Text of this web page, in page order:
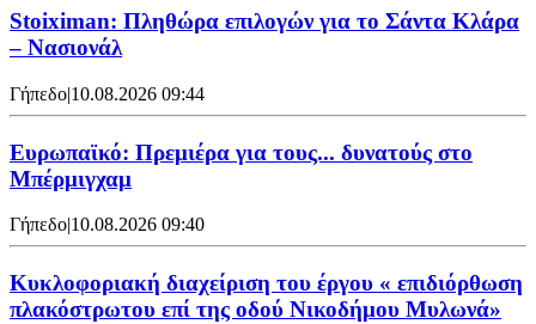
Stoiximan: Πληθώρα επιλογών για το Σάντα Κλάρα
– Νασιονάλ
Γήπεδο|10.08.2026 09:44
Ευρωπαϊκό: Πρεμιέρα για τους... δυνατούς στο
Μπέρμιγχαμ
Γήπεδο|10.08.2026 09:40
Κυκλοφοριακή διαχείριση του έργου « επιδιόρθωση
πλακόστρωτου επί της οδού Νικοδήμου Μυλωνά»